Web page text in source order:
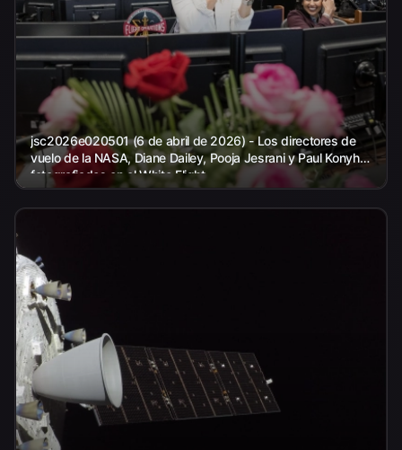
jsc2026e020501 (6 de abril de 2026) - Los directores de
vuelo de la NASA, Diane Dailey, Pooja Jesrani y Paul Konyha,
fotografiados en el White Flight...